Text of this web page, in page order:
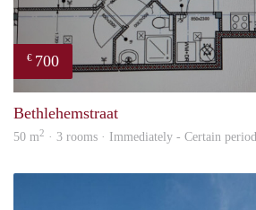
€ 700
Bethlehemstraat
50 m2 · 3 rooms · Immediately - Certain period